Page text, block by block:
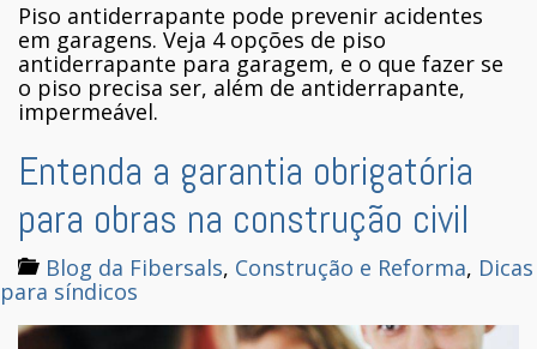
Piso antiderrapante pode prevenir acidentes
em garagens. Veja 4 opções de piso
antiderrapante para garagem, e o que fazer se
o piso precisa ser, além de antiderrapante,
impermeável.
Entenda a garantia obrigatória
para obras na construção civil
Blog da Fibersals, Construção e Reforma, Dicas
para síndicos